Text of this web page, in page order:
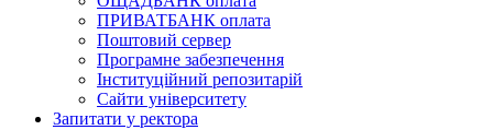
ПРИВАТБАНК оплата
Поштовий сервер
Програмне забезпечення
Інституційний репозитарій
Сайти університету
Запитати у ректора